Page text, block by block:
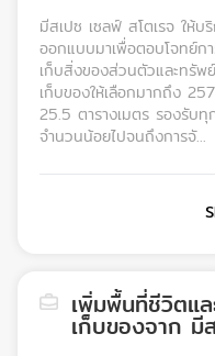
มีสเปซ เซลฟ์ สโตเรจ ให้บ
ออกแบบมาเพื่อตอบโจทย์ก
เก็บสิ่งของส่วนตัวและทรัพ
เก็บของให้เลือกมากถึง
25.5 ตารางเมตร รองรับ
จำนวนน้อยไปจนถึงการจั...
เพิ่มพื้นที่ชีวิตแ
เก็บของจาก มี